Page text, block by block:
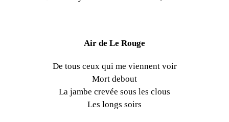
Air de Le Rouge
De tous ceux qui me viennent voir
Mort debout
La jambe crevée sous les clous
Les longs soirs